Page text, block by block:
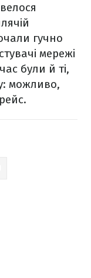
гучно
мережі
були й ті,
можливо,